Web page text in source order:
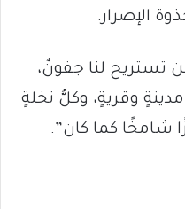
الإصرار.
تستريح لنا جفونٌ،
وقريةٍ، وكلُّ نخلةٍ
شامخًا كما كان”.